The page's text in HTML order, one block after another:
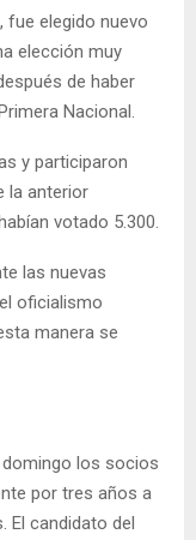
fue elegido nuevo
elección muy
de haber
Nacional.
y participaron
la anterior
votado 5.300.
las nuevas
oficialismo
manera se
los socios
por tres años a
El candidato del